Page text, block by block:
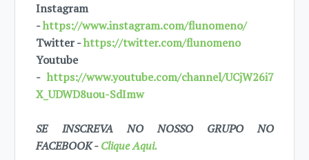
Instagram
-https://www.instagram.com/flunomeno/
Twitter -https://twitter.com/flunomeno
Youtube
-https://www.youtube.com/channel/UCjW26i7
X_UDWD8uou-SdImw
SE INSCREVA NO NOSSO GRUPO NO
FACEBOOK -Clique Aqui.